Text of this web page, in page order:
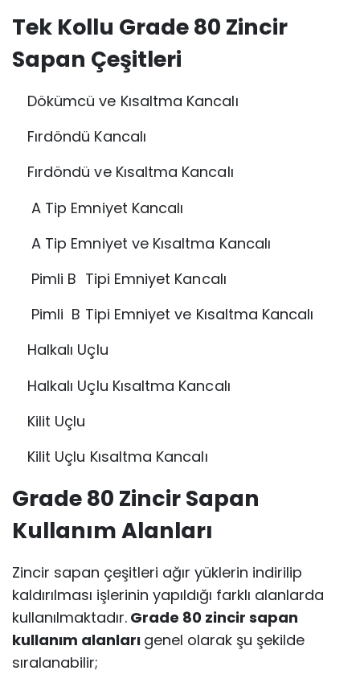
Tek Kollu Grade 80 Zincir
Sapan Çeşitleri
Dökümcü ve Kısaltma Kancalı
Fırdöndü Kancalı
Fırdöndü ve Kısaltma Kancalı
A Tip Emniyet Kancalı
A Tip Emniyet ve Kısaltma Kancalı
Pimli B Tipi Emniyet Kancalı
Pimli B Tipi Emniyet ve Kısaltma Kancalı
Halkalı Uçlu
Halkalı Uçlu Kısaltma Kancalı
Kilit Uçlu
Kilit Uçlu Kısaltma Kancalı
Grade 80 Zincir Sapan
Kullanım Alanları
Zincir sapan çeşitleri ağır yüklerin indirilip
kaldırılması işlerinin yapıldığı farklı alanlarda
kullanılmaktadır. Grade 80 zincir sapan
kullanım alanları genel olarak şu şekilde
sıralanabilir;